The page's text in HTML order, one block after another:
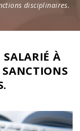
disciplinaires.
SALARIÉ À
SANCTIONS